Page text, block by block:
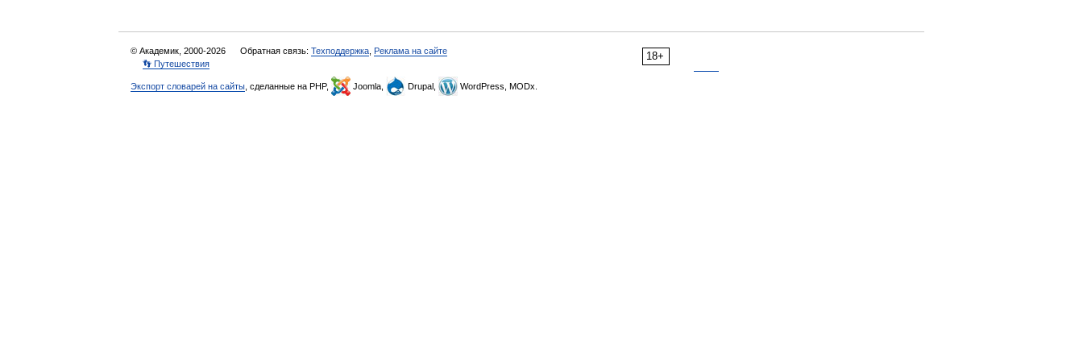
18+
© Академик, 2000-2026 Обратная связь: Техподдержка Реклама на сайте
👣 Путешествия
Экспорт словарей на сайты , сделанные на PHP, Joomla, Drupal, WordPress, MODx.